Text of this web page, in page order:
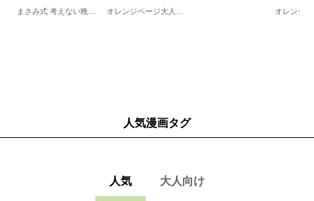
人気漫画タグ
人気 大人向け